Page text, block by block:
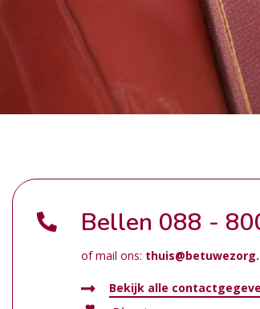
Bellen 088 -
of mail ons:
Bekijk alle